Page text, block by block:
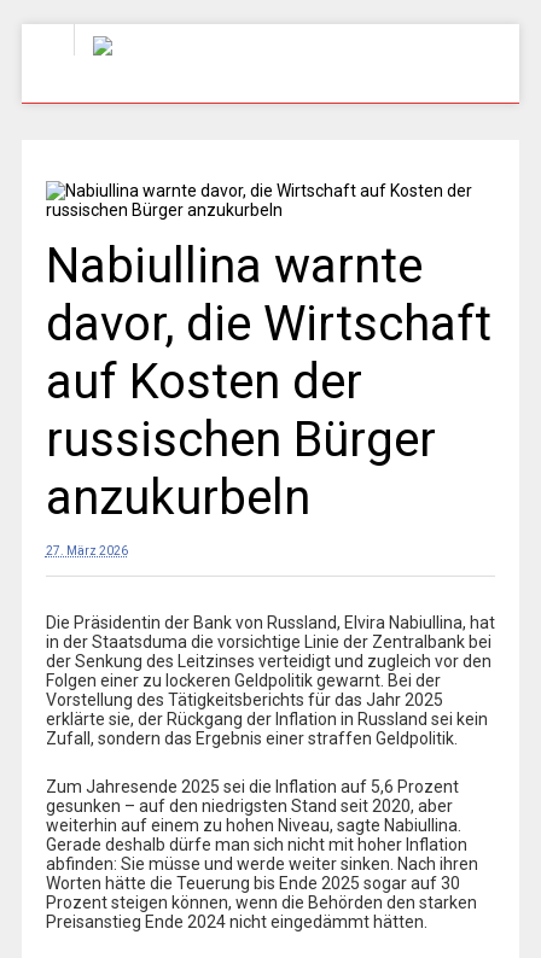
Nabiullina warnte
davor, die Wirtschaft
auf Kosten der
russischen Bürger
anzukurbeln
27. März 2026
Die Präsidentin der Bank von Russland, Elvira Nabiullina, hat
in der Staatsduma die vorsichtige Linie der Zentralbank bei
der Senkung des Leitzinses verteidigt und zugleich vor den
Folgen einer zu lockeren Geldpolitik gewarnt. Bei der
Vorstellung des Tätigkeitsberichts für das Jahr 2025
erklärte sie, der Rückgang der Inflation in Russland sei kein
Zufall, sondern das Ergebnis einer straffen Geldpolitik.
Zum Jahresende 2025 sei die Inflation auf 5,6 Prozent
gesunken – auf den niedrigsten Stand seit 2020, aber
weiterhin auf einem zu hohen Niveau, sagte Nabiullina.
Gerade deshalb dürfe man sich nicht mit hoher Inflation
abfinden: Sie müsse und werde weiter sinken. Nach ihren
Worten hätte die Teuerung bis Ende 2025 sogar auf 30
Prozent steigen können, wenn die Behörden den starken
Preisanstieg Ende 2024 nicht eingedämmt hätten.